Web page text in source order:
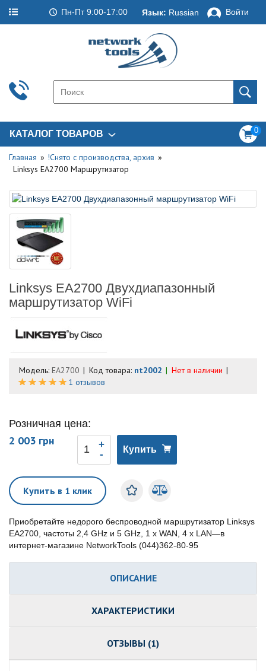
Пн-Пт 9:00-17:00 Язык: Russian Войти
КАТАЛОГ ТОВАРОВ 0
Главная
!Снято с производства, архив
Linksys EA2700 Маршрутизатор
Linksys EA2700 Двухдиапазонный
маршрутизатор WiFi
Модель: EA2700 Код товара: nt2002
Нет в наличии
1 отзывов
Розничная цена:
2 003 грн
Купить
Купить в 1 клик
Приобретайте недорого беспроводной маршрутизатор Linksys
EA2700, частоты 2,4 GHz и 5 GHz, 1 x WAN, 4 x LAN—в
интернет-магазине NetworkTools (044)362-80-95
ОПИСАНИЕ
ХАРАКТЕРИСТИКИ
ОТЗЫВЫ (1)